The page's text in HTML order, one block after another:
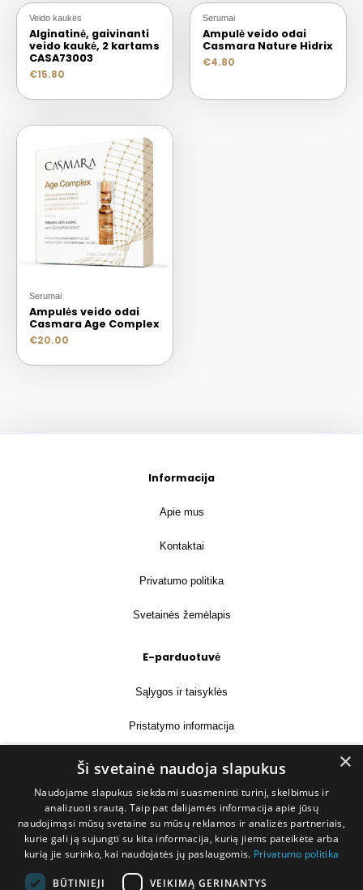
Veido kaukės
Alginatinė, gaivinanti
veido kaukė, 2 kartams
CASA73003
€15.80
Serumai
Ampulė veido odai
Casmara Nature Hidrix
€4.80
Serumai
Ampulės veido odai
Casmara Age Complex
€20.00
Informacija
Apie mus
Kontaktai
Privatumo politika
Svetainės žemėlapis
E-parduotuvė
Sąlygos ir taisyklės
Pristatymo informacija
Prekių grąžinimas
Kontaktai
+370 677 31358
×
Ši svetainė naudoja slapukus
Naudojame slapukus siekdami suasmeninti turinį, skelbimus ir
analizuoti srautą. Taip pat dalijamės informacija apie jūsų
naudojimąsi mūsų svetaine su mūsų reklamos ir analizės partneriais,
kurie gali ją sujungti su kita informacija, kurią jiems pateikėte arba
kurią jie surinko, kai naudojatės jų paslaugomis. Privatumo politika
BŪTINIEJI VEIKIMĄ GERINANTYS